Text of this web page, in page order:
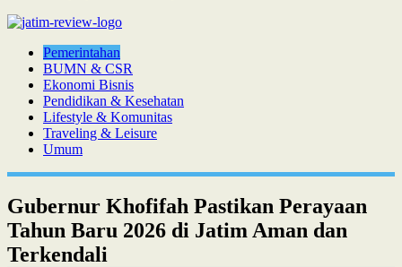
Pemerintahan
BUMN & CSR
Ekonomi Bisnis
Pendidikan & Kesehatan
Lifestyle & Komunitas
Traveling & Leisure
Umum
Gubernur Khofifah Pastikan Perayaan
Tahun Baru 2026 di Jatim Aman dan
Terkendali